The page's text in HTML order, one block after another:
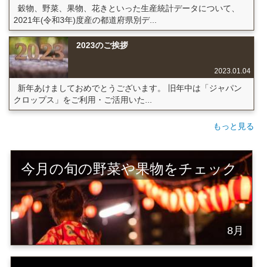
穀物、野菜、果物、花きといった生産統計データについて、
2021年(令和3年)度産の都道府県別デ...
2023のご挨拶
2023.01.04
新年あけましておめでとうございます。 旧年中は「ジャパン
クロップス」をご利用・ご活用いた...
もっと見る
今月の旬の野菜や果物をチェック
8月